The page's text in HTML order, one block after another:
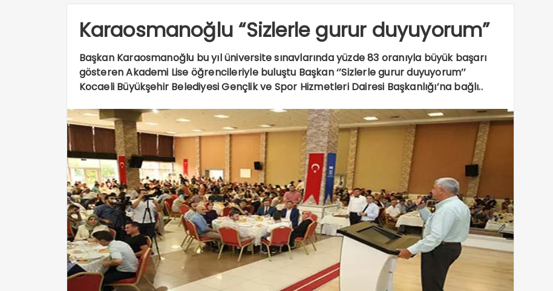
Karaosmanoğlu “Sizlerle gurur duyuyorum”
Başkan Karaosmanoğlu bu yıl üniversite sınavlarında yüzde 83 oranıyla büyük başarı
gösteren Akademi Lise öğrencileriyle buluştu Başkan ‘’Sizlerle gurur duyuyorum’’
Kocaeli Büyükşehir Belediyesi Gençlik ve Spor Hizmetleri Dairesi Başkanlığı’na bağlı..